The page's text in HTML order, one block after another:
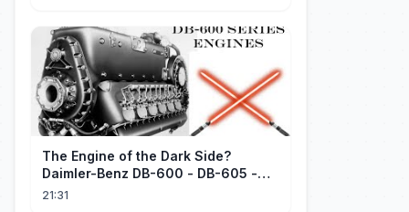
The Engine of the Dark Side?
Daimler-Benz DB-600 - DB-605 -
Part 1
21:31